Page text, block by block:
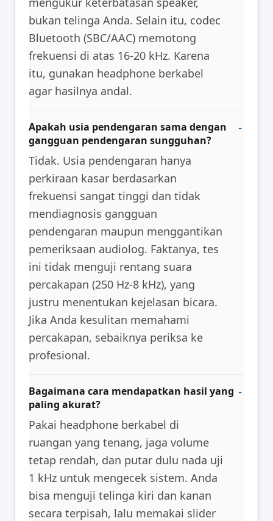
bukan telinga Anda. Selain itu, codec
Bluetooth (SBC/AAC) memotong
frekuensi di atas 16-20 kHz. Karena
itu, gunakan headphone berkabel
agar hasilnya andal.
Apakah usia pendengaran sama dengan
gangguan pendengaran sungguhan?
Tidak. Usia pendengaran hanya
perkiraan kasar berdasarkan
frekuensi sangat tinggi dan tidak
mendiagnosis gangguan
pendengaran maupun menggantikan
pemeriksaan audiolog. Faktanya, tes
ini tidak menguji rentang suara
percakapan (250 Hz-8 kHz), yang
justru menentukan kejelasan bicara.
Jika Anda kesulitan memahami
percakapan, sebaiknya periksa ke
profesional.
Bagaimana cara mendapatkan hasil yang
paling akurat?
Pakai headphone berkabel di
ruangan yang tenang, jaga volume
tetap rendah, dan putar dulu nada uji
1 kHz untuk mengecek sistem. Anda
bisa menguji telinga kiri dan kanan
secara terpisah, lalu memakai slider